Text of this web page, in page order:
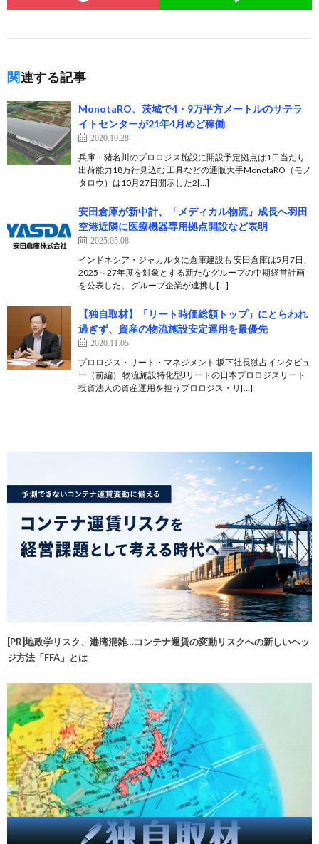
関連する記事
MonotaRO、茨城で4・9万平方メートルのサテラ
イトセンターが21年4月めど稼働
2020.10.28
兵庫・猪名川のプロロジス施設に開設予定拠点は1日当たり
出荷能力18万行見込む 工具などの通販大手MonotaRO（モノ
タロウ）は10月27日開示した2[…]
安田倉庫が新中計、「メディカル物流」成長へ羽田
空港近隣に医療機器専用拠点開設など表明
2025.05.08
インドネシア・ジャカルタに倉庫建設も 安田倉庫は5月7日、
2025～27年度を対象とする新たなグループの中期経営計画
を公表した。 グループ企業が連携し[…]
【独自取材】「リート時価総額トップ」にとらわれ
過ぎず、資産の物流施設安定運用を最優先
2020.11.05
プロロジス・リート・マネジメント 坂下社長独占インタビュ
ー（前編） 物流施設特化型Jリートの日本プロロジスリート
投資法人の資産運用を担うプロロジス・リ[…]
[PR]地政学リスク、港湾混雑…コンテナ運賃の変動リスクへの新しいヘッ
ジ方法「FFA」とは